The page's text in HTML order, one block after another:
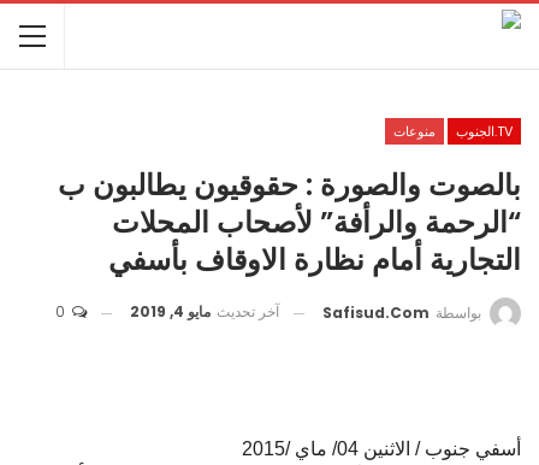
TV.الجنوب منوعات
بالصوت والصورة : حقوقيون يطالبون ب
“الرحمة والرأفة” لأصحاب المحلات
التجارية أمام نظارة الاوقاف بأسفي
بواسطة Safisud.com آخر تحديث مايو 4, 2019
أسفي جنوب / الاثنين 04/ ماي /2015